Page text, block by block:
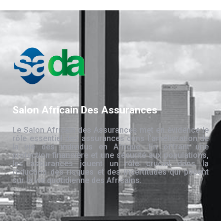
Salon Africain Des Assurances
Le Salon Africain des Assurances met en évidence le
rôle essentiel des assurances dans l’amélioration de
la vie des individus en Afrique. En offrant une
protection financière et une sécurité aux populations,
les assurances jouent un rôle crucial dans la
réduction des risques et des incertitudes qui pèsent
sur la vie quotidienne des Africains.